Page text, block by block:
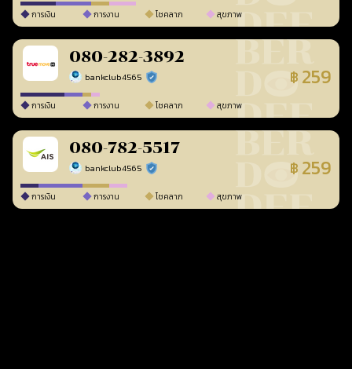
การเงิน การงาน โชคลาภ สุขภาพ
080-282-3892
bankclub4565 ร้านยืนยันแล้ว ฿ 259
การเงิน การงาน โชคลาภ สุขภาพ
080-782-5517
bankclub4565 ร้านยืนยันแล้ว ฿ 259
การเงิน การงาน โชคลาภ สุขภาพ